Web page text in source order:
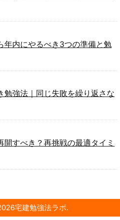
年内にやるべき3つの準備と勉
勉強法｜同じ失敗を繰り返さな
すべき？再挑戦の最適タイミ
宅建勉強法ラボ.